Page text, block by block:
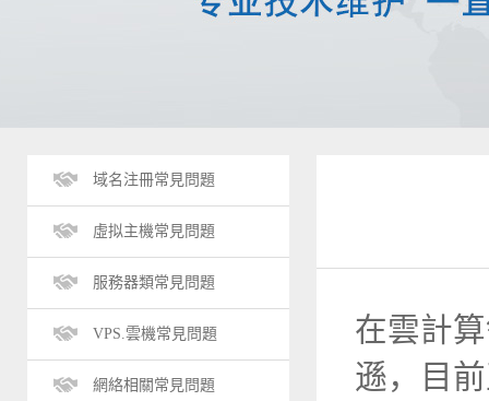
域名注冊常見問題
虛拟主機常見問題
服務器類常見問題
VPS.雲機常見問題
網絡相關常見問題
在雲計
遜，目